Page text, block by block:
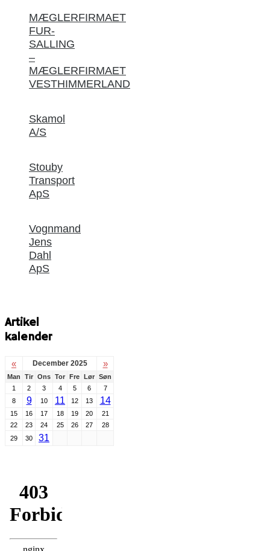
MÆGLERFIRMAET
FUR-
SALLING
–
MÆGLERFIRMAET
VESTHIMMERLAND
Skamol
A/S
Stouby
Transport
ApS
Vognmand
Jens
Dahl
ApS
Artikel
kalender
« December 2025 »
Man Tir Ons Tor Fre Lør Søn
1
2 3 4 5 6
7
8
9 10 11 12 13 14
15 16 17 18 19 20
21
22
23 24 25 26 27
28
29
30 31